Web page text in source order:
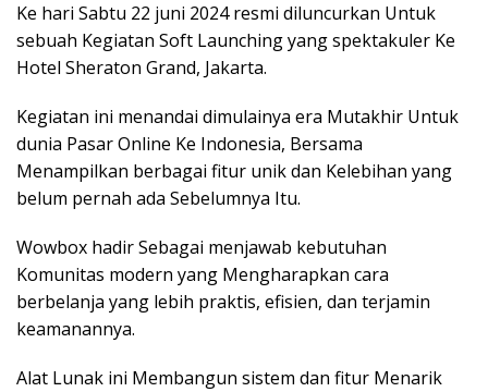
Ke hari Sabtu 22 juni 2024 resmi diluncurkan Untuk
sebuah Kegiatan Soft Launching yang spektakuler Ke
Hotel Sheraton Grand, Jakarta.
Kegiatan ini menandai dimulainya era Mutakhir Untuk
dunia Pasar Online Ke Indonesia, Bersama
Menampilkan berbagai fitur unik dan Kelebihan yang
belum pernah ada Sebelumnya Itu.
Wowbox hadir Sebagai menjawab kebutuhan
Komunitas modern yang Mengharapkan cara
berbelanja yang lebih praktis, efisien, dan terjamin
keamanannya.
Alat Lunak ini Membangun sistem dan fitur Menarik